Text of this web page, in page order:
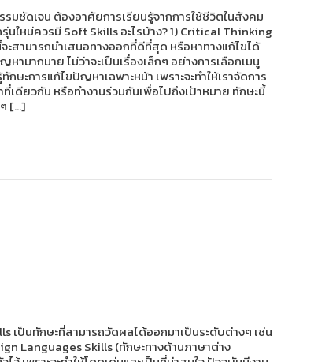
ชัดเจน ต้องอาศัยการเรียนรู้จากการใช้ชีวิตในสังคม
ใหม่ควรมี Soft Skills อะไรบ้าง? 1) Critical Thinking
สามารถนำเสนอทางออกที่ดีที่สุด หรือหาทางแก้ไขได้
มากมาย ไม่ว่าจะเป็นเรื่องเล็กๆ อย่างการเลือกเมนู
ะการแก้ไขปัญหาเฉพาะหน้า เพราะจะทำให้เราจัดการ
ดียวกัน หรือทำงานร่วมกันเพื่อไปถึงเป้าหมาย ทักษะนี้
[…]
เป็นทักษะที่สามารถวัดผลได้ออกมาเป็นระดับต่างๆ เช่น
Languages Skills (ทักษะทางด้านภาษาต่าง